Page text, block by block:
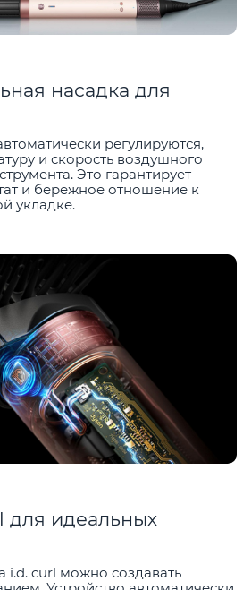
насадка для
регулируются,
и скорость воздушного
Это гарантирует
и бережное отношение к
укладке.
для идеальных
curl можно создавать